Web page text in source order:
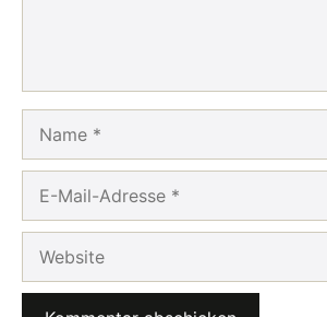
Mail-
Adresse